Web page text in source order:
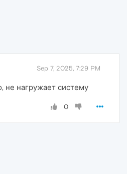
Sep 7, 2025, 7:29 PM
не нагружает систему
0